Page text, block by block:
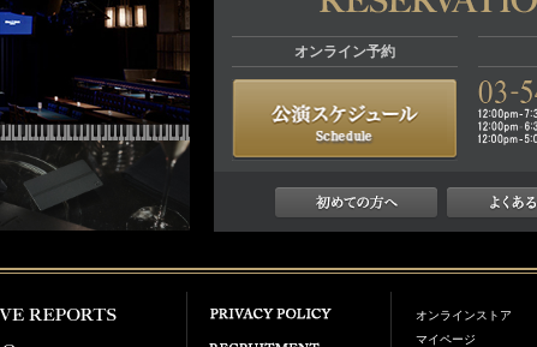
オンライン予約
オンラインストア
マイページ